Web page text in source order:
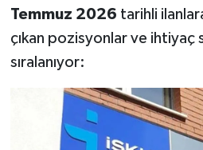
Temmuz 2026 tarihli
çıkan pozisyonlar ve ihtiyaç
sıralanıyor: